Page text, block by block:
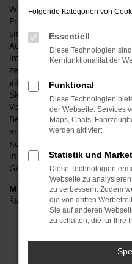
Wenn Sie einen Škoda
Preisen und Top-Konditionen
sind Sie bei uns für Berlin an
Autovermietung punktet mit
im Harz und der Umgebung
zeichnet ASM Autoservice
gibt es eine große Auswahl an
Škoda Kodiaq
Vollausstattung. Sie werden
Berlin zu uns und zu
an Fahrzeugen von Škoda
Kommen Sie gerne bei ASM
informieren Sie sich über die
Gebrauchtwagen für Berlin.
Marken
Škoda
Beim Laden ist ein
Folgende Kategorien von
Essentiell
Diese Technologien
Kernfunktionalität der
Funktional
Diese Technologien
der Webseite. Services
Maps, Chats,
werden aktiviert.
Statistik und
Diese Technologien
Webseite zu
zu verbessern. Zudem
die von dritten
Sie auf anderen
zu schalten, die für Ihre